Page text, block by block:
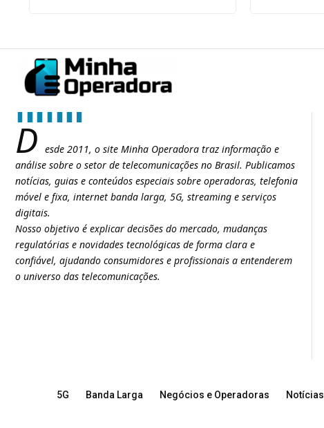
D esde 2011, o site Minha Operadora traz informação e
análise sobre o setor de telecomunicações no Brasil. Publicamos
notícias, guias e conteúdos especiais sobre operadoras, telefonia
móvel e fixa, internet banda larga, 5G, streaming e serviços
digitais.
Nosso objetivo é explicar decisões do mercado, mudanças
regulatórias e novidades tecnológicas de forma clara e
confiável, ajudando consumidores e profissionais a entenderem
o universo das telecomunicações.
5G Banda Larga Negócios e Operadoras Notícias